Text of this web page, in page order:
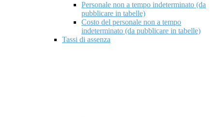
Personale non a tempo indeterminato (da
pubblicare in tabelle)
Costo del personale non a tempo
indeterminato (da pubblicare in tabelle)
Tassi di assenza